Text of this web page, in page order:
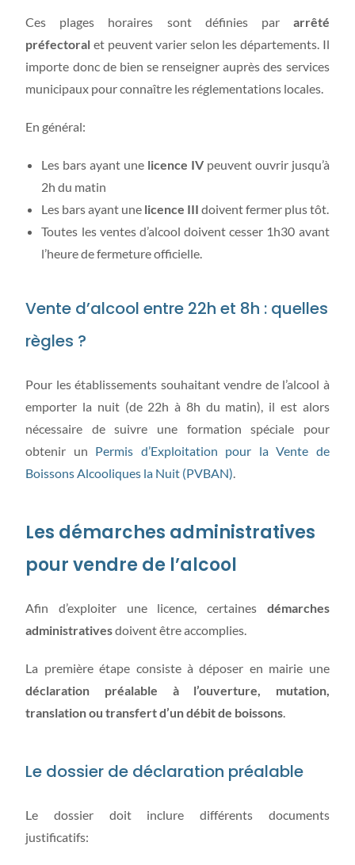
Ces plages horaires sont définies par arrêté
préfectoral et peuvent varier selon les départements. Il
importe donc de bien se renseigner auprès des services
municipaux pour connaître les réglementations locales.
En général:
Les bars ayant une licence IVpeuvent ouvrir jusqu’à
2h du matin
Les bars ayant une licence IIIdoivent fermer plus tôt.
Toutes les ventes d’alcool doivent cesser 1h30 avant
l’heure de fermeture officielle.
Vente d’alcool entre 22h et 8h : quelles
règles ?
Pour les établissements souhaitant vendre de l’alcool à
emporter la nuit (de 22h à 8h du matin), il est alors
nécessaire de suivre une formation spéciale pour
obtenir un Permis d’Exploitation pour la Vente de
Boissons Alcooliques la Nuit (PVBAN).
Les démarches administratives
pour vendre de l’alcool
Afin d’exploiter une licence, certaines démarches
administrativesdoivent être accomplies.
La première étape consiste à déposer en mairie une
déclaration préalable à l’ouverture, mutation,
translation ou transfert d’un débit de boissons.
Le dossier de déclaration préalable
Le dossier doit inclure différents documents
justificatifs: